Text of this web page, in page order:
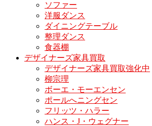
ソファー
洋服ダンス
ダイニングテーブル
整理ダンス
食器棚
デザイナーズ家具買取
デザイナーズ家具買取強化中
柳宗理
ボーエ・モーエンセン
ポールへニングセン
フリッツ・ハラー
ハンス・J・ウェグナー